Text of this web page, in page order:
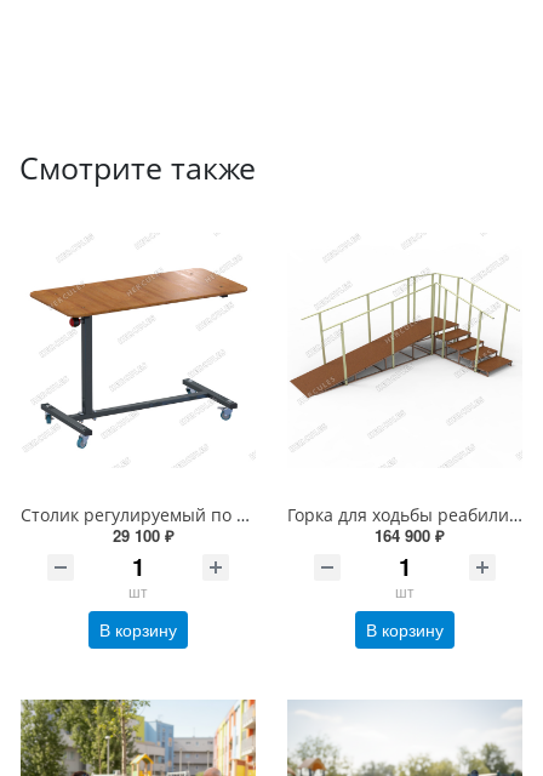
Смотрите также
Столик регулируемый по высоте
29 100 ₽
шт
В корзину
Горка для ходьбы реабилитационная (увеличенная)
164 900 ₽
шт
В корзину